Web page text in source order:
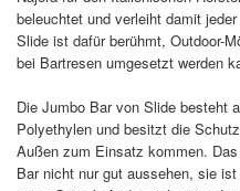
beleuchtet und verleiht damit
Slide ist dafür berühmt, Outdoor-
bei Bartresen umgesetzt werden
Die Jumbo Bar von Slide besteht
Polyethylen und besitzt die
Außen zum Einsatz kommen.
Bar nicht nur gut aussehen, sie